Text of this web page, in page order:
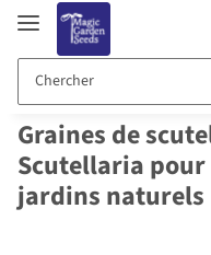
Graines de
Scutellaria
jardins naturels